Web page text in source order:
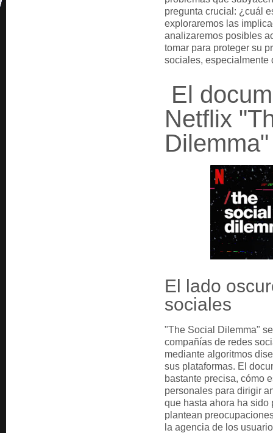
pregunta crucial: ¿cuál
exploraremos las
analizaremos posibles
tomar para proteger su
sociales, especialmente
El
Netflix
Dilemma"
El lado
sociales
"The Social Dilemma"
compañías de redes
mediante algoritmos
sus plataformas. El
bastante precisa, cómo
personales para dirigir
que hasta ahora ha
plantean
la agencia de los